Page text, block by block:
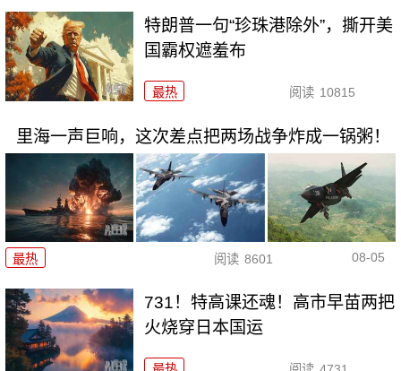
特朗普一句“珍珠港除外”，撕开美
国霸权遮羞布
最热 阅读 10815
里海一声巨响，这次差点把两场战争炸成一锅粥！
最热 阅读 8601 08-05
731！特高课还魂！高市早苗两把
火烧穿日本国运